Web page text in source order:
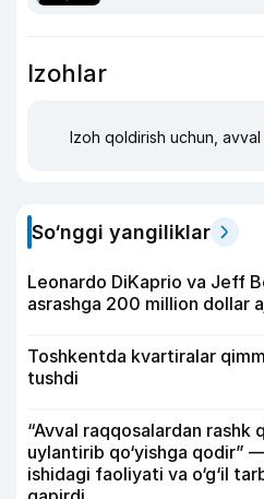
Izohlar
Izoh qoldirish uchun, avval
So‘nggi yangiliklar
Leonardo DiKaprio va Jeff
asrashga 200 million dollar
Toshkentda kvartiralar
tushdi
“Avval raqqosalardan rashk
uylantirib qo‘yishga qodir”
ishidagi faoliyati va o‘g‘il